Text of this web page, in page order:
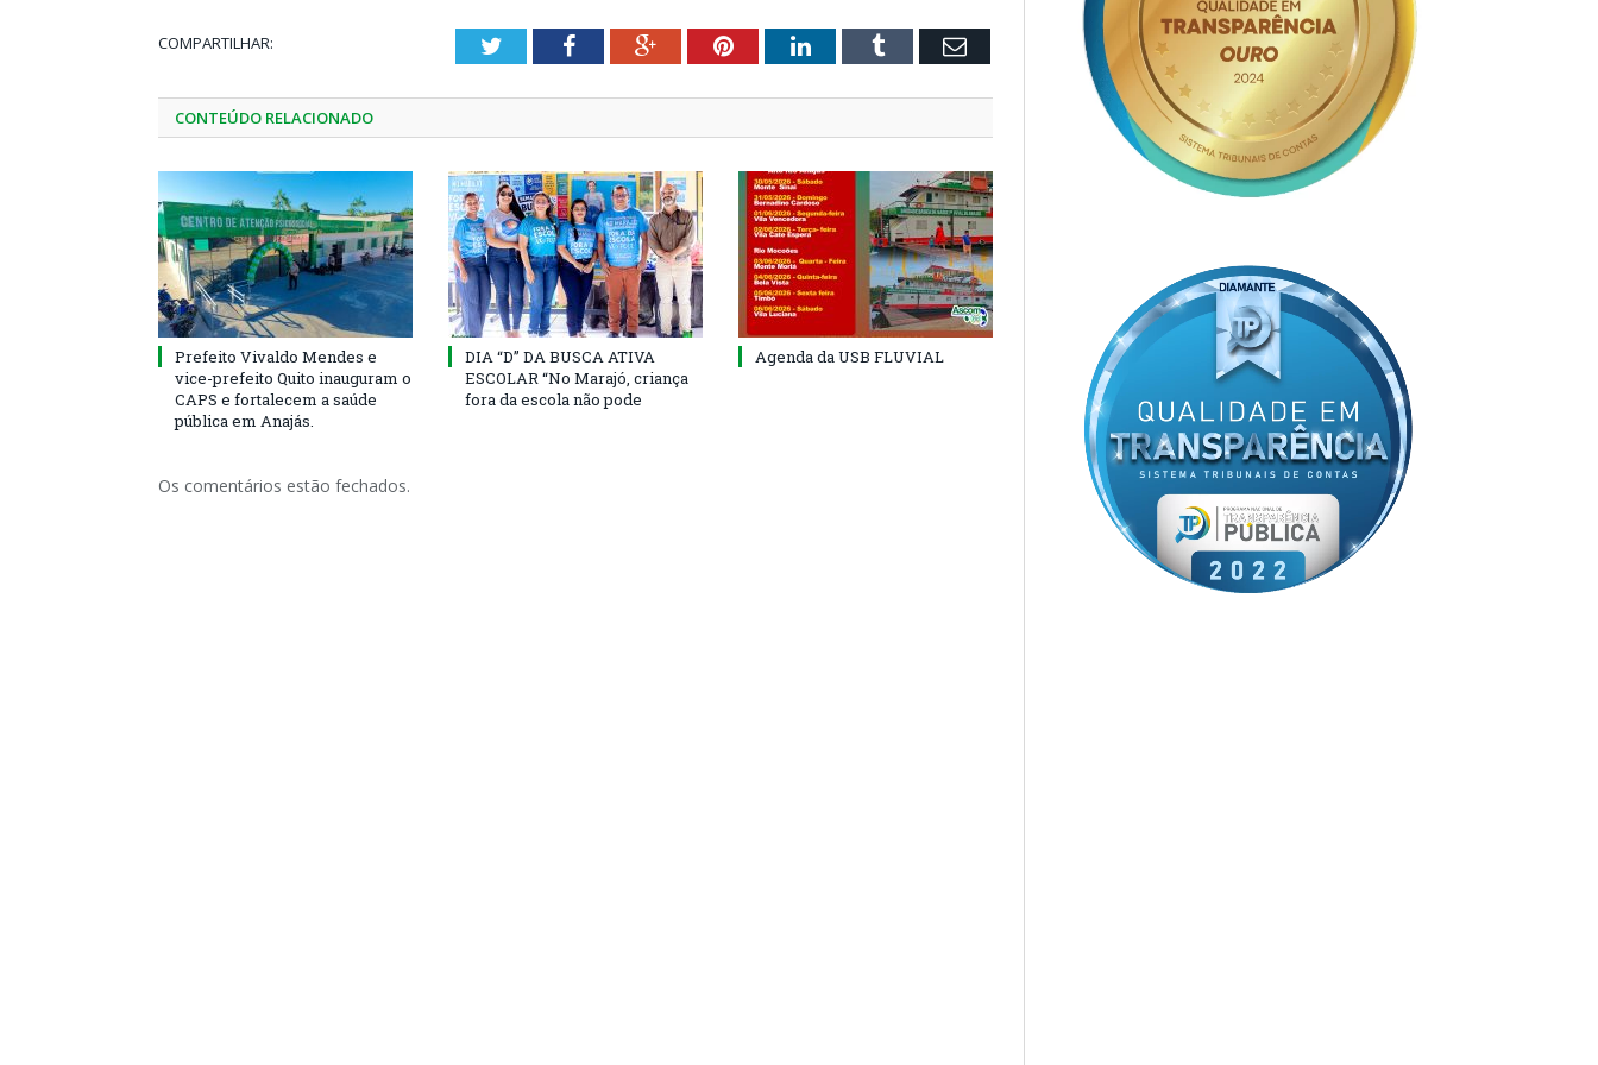
COMPARTILHAR: TwitterFacebookGoogle+PinterestLinkedInTumblr Email
CONTEÚDO RELACIONADO
Prefeito Vivaldo Mendes e
vice-prefeito Quito inauguram o
CAPS e fortalecem a saúde
pública em Anajás.
DIA “D” DA BUSCA ATIVA
ESCOLAR “No Marajó, criança
fora da escola não pode
Agenda da USB FLUVIAL
Os comentários estão fechados.